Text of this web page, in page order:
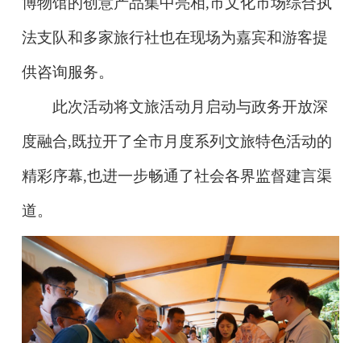
法支队和多家旅行社也在现场为嘉宾和游客提
供咨询服务。
此次活动将文旅活动月启动与政务开放深
度融合,既拉开了全市月度系列文旅特色活动的
精彩序幕,也进一步畅通了社会各界监督建言渠
道。